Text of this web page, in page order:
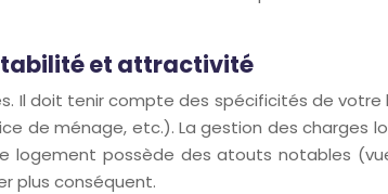
et attractivité
Il doit tenir compte des spécificités de
de ménage, etc.). La gestion des
logement possède des atouts notables
plus conséquent.